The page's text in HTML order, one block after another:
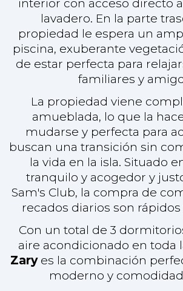
tranquilo y acogedor y
Sam's Club, la compra de
recados diarios son rápidos
Con un total de 3
aire acondicionado en toda
moderno y
Cozumel: La vida en la isla
expresión
Cozumel, un paraíso
costa de la península
es famoso por su
natural y su relajado estilo
color turquesa y arrecifes
categoría mundial, Cozumel
para los amantes del
submarinismo. La vida en la